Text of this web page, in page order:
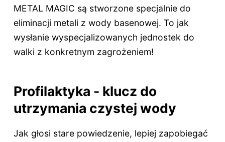
METAL MAGIC są stworzone specjalnie do
eliminacji metali z wody basenowej. To jak
wysłanie wyspecjalizowanych jednostek do
walki z konkretnym zagrożeniem!
Profilaktyka - klucz do
utrzymania czystej wody
Jak głosi stare powiedzenie, lepiej zapobiegać